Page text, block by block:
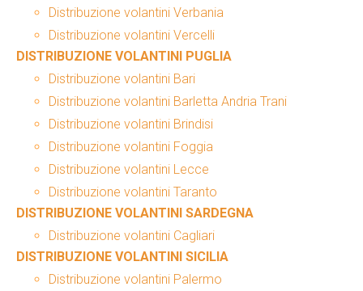
Distribuzione volantini Verbania
Distribuzione volantini Vercelli
DISTRIBUZIONE VOLANTINI PUGLIA
Distribuzione volantini Bari
Distribuzione volantini Barletta Andria Trani
Distribuzione volantini Brindisi
Distribuzione volantini Foggia
Distribuzione volantini Lecce
Distribuzione volantini Taranto
DISTRIBUZIONE VOLANTINI SARDEGNA
Distribuzione volantini Cagliari
DISTRIBUZIONE VOLANTINI SICILIA
Distribuzione volantini Palermo